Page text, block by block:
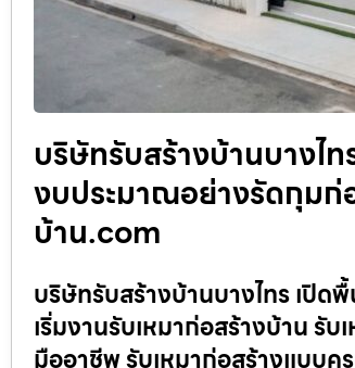
บริษัทรับสร้างบ้านบางไ
งบประมาณอย่างรัดกุมก่
บ้าน.com
บริษัทรับสร้างบ้านบางไทร เปิ
เริ่มงานรับเหมาก่อสร้างบ้าน รั
มืออาชีพ รับเหมาก่อสร้างแบบค